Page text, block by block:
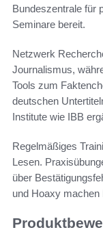
Bundeszentrale für
Seminare bereit.
Netzwerk
Journalismus,
Tools zum
deutschen
Institute wie IBB
Regelmäßiges
Lesen.
über
und Hoaxy machen